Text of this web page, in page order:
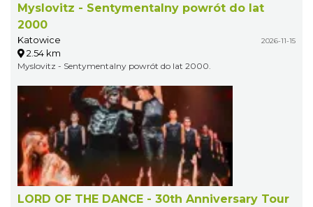
Myslovitz - Sentymentalny powrót do lat
2000
Katowice 2026-11-15
2.54 km
Myslovitz - Sentymentalny powrót do lat 2000.
LORD OF THE DANCE - 30th Anniversary Tour